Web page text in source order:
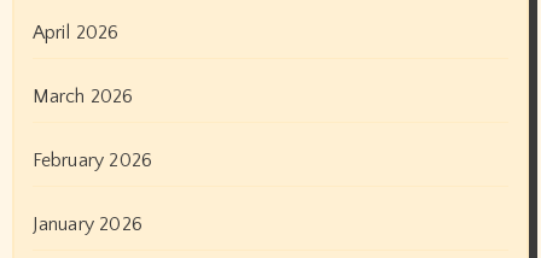
April 2026
March 2026
February 2026
January 2026